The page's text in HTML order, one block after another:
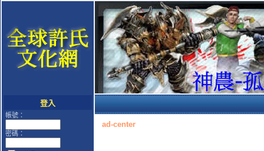
登入
帳號：
密碼：
ad-center